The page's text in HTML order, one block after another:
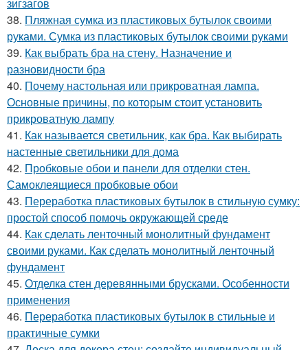
38. Пляжная сумка из пластиковых бутылок своими
руками. Сумка из пластиковых бутылок своими руками
39. Как выбрать бра на стену. Назначение и
разновидности бра
40. Почему настольная или прикроватная лампа.
Основные причины, по которым стоит установить
прикроватную лампу
41. Как называется светильник, как бра. Как выбирать
настенные светильники для дома
42. Пробковые обои и панели для отделки стен.
Самоклеящиеся пробковые обои
43. Переработка пластиковых бутылок в стильную сумку:
простой способ помочь окружающей среде
44. Как сделать ленточный монолитный фундамент
своими руками. Как сделать монолитный ленточный
фундамент
45. Отделка стен деревянными брусками. Особенности
применения
46. Переработка пластиковых бутылок в стильные и
практичные сумки